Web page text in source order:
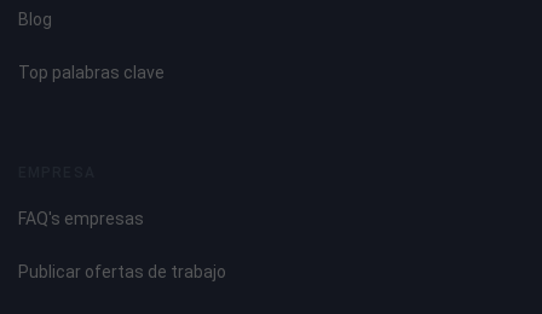
Blog
Top palabras clave
FAQ's empresas
Publicar ofertas de trabajo